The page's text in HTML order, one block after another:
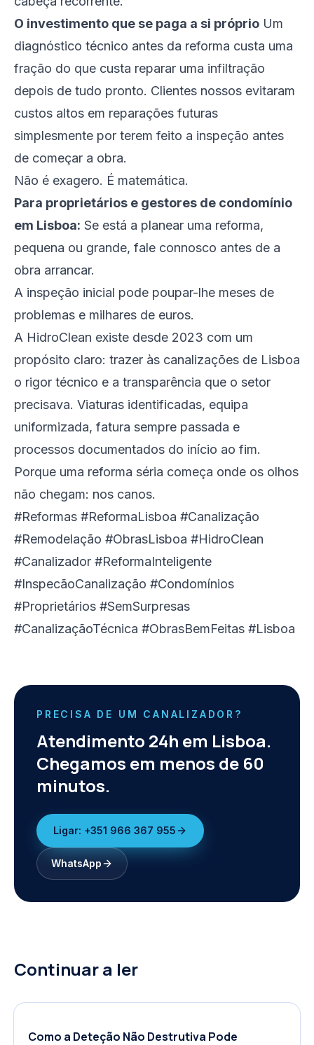
O investimento que se paga a si próprio Um
diagnóstico técnico antes da reforma custa uma
fração do que custa reparar uma infiltração
depois de tudo pronto. Clientes nossos evitaram
custos altos em reparações futuras
simplesmente por terem feito a inspeção antes
de começar a obra.
Não é exagero. É matemática.
Para proprietários e gestores de condomínio
em Lisboa: Se está a planear uma reforma,
pequena ou grande, fale connosco antes de a
obra arrancar.
A inspeção inicial pode poupar-lhe meses de
problemas e milhares de euros.
A HidroClean existe desde 2023 com um
propósito claro: trazer às canalizações de Lisboa
o rigor técnico e a transparência que o setor
precisava. Viaturas identificadas, equipa
uniformizada, fatura sempre passada e
processos documentados do início ao fim.
Porque uma reforma séria começa onde os olhos
não chegam: nos canos.
#Reformas #ReformaLisboa #Canalização
#Remodelação #ObrasLisboa #HidroClean
#Canalizador #ReformaInteligente
#InspecãoCanalização #Condomínios
#Proprietários #SemSurpresas
#CanalizaçãoTécnica #ObrasBemFeitas #Lisboa
PRECISA DE UM CANALIZADOR?
Atendimento 24h em Lisboa.
Chegamos em menos de 60
minutos.
Ligar: +351 966 367 955
WhatsApp
Continuar a ler
Como a Deteção Não Destrutiva Pode